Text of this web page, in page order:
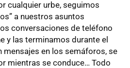
cualquier urbe, seguimos
a nuestros asuntos
conversaciones de teléfono
y las terminamos durante el
mensajes en los semáforos, se
mientras se conduce… Todo